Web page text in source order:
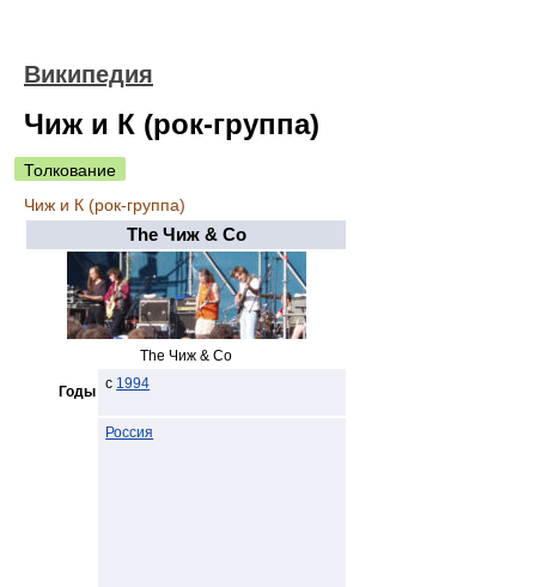
Википедия
Чиж и К (рок-группа)
Толкование
Чиж и К (рок-группа)
The Чиж & Co
The Чиж & Co
Годы c 1994
Россия